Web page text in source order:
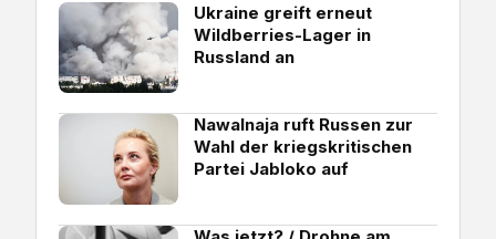
Ukraine greift erneut
Wildberries-Lager in
Russland an
Nawalnaja ruft Russen zur
Wahl der kriegskritischen
Partei Jabloko auf